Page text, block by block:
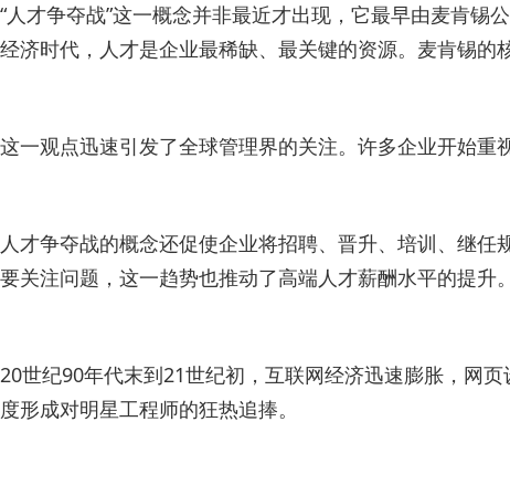
“人才争夺战”这一概念并非最近才出现，它最早由麦肯
经济时代，人才是企业最稀缺、最关键的资源。麦肯锡
这一观点迅速引发了全球管理界的关注。许多企业开始重
人才争夺战的概念还促使企业将招聘、晋升、培训、继
要关注问题，这一趋势也推动了高端人才薪酬水平的提升。
20世纪90年代末到21世纪初，互联网经济迅速膨胀，网
度形成对明星工程师的狂热追捧。